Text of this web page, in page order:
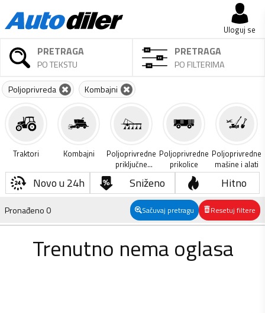
Uloguj se
PRETRAGA
PO TEKSTU
PRETRAGA
PO FILTERIMA
Poljoprivreda Kombajni
Traktori Kombajni
Poljoprivredne
priključne
mašine
Poljoprivredne
prikolice
Poljoprivredne
mašine i alati
Novo u 24h Sniženo Hitno
Pronađeno0 Sačuvaj pretragu Resetuj filtere
Trenutno nema oglasa